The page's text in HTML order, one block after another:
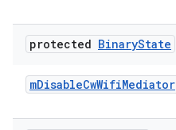
protected BinaryState
mDisableCwWifiMediator